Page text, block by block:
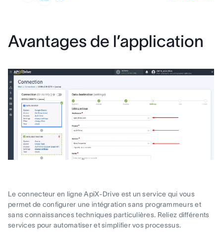
Avantages de l’application
Le connecteur en ligne ApiX-Drive est un service qui vous
permet de configurer une intégration sans programmeurs et
sans connaissances techniques particulières. Reliez différents
services pour automatiser et simplifier vos processus.